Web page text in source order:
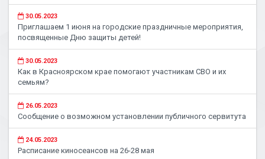
30.05.2023
Приглашаем 1 июня на городские праздничные мероприятия,
посвященные Дню защиты детей!
30.05.2023
Как в Красноярском крае помогают участникам СВО и их
семьям?
26.05.2023
Сообщение о возможном установлении публичного сервитута
24.05.2023
Расписание киносеансов на 26-28 мая